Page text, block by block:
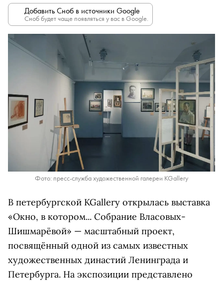
Добавить Сноб в источники Google
Сноб будет чаще появляться у вас в Google.
Фото: пресс-служба художественной галереи KGallery
В петербургской KGallery открылась выставка
«Окно, в котором... Собрание Власовых-
Шишмарёвой» — масштабный проект,
посвящённый одной из самых известных
художественных династий Ленинграда и
Петербурга. На экспозиции представлено